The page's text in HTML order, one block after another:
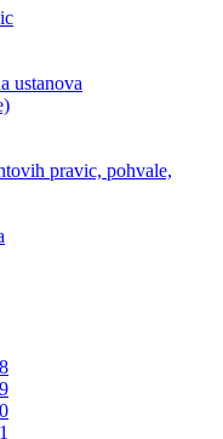
ustanova
pravic, pohvale,